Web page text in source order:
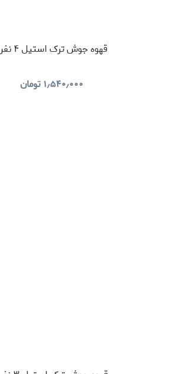
قهوه جوش ترک استیل ۴ نفره
۱٫۵۴۰٫۰۰۰ تومان